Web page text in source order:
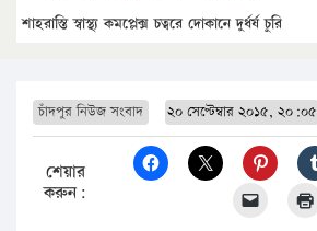
শাহরাস্তি স্বাস্থ্য কমপ্লেক্স চত্বরে দোকানে দুর্ধর্ষ চুরি
চাঁদপুর নিউজ সংবাদ ২০ সেপ্টেম্বার ২০১৫, ২০:০৫
শেয়ার
করুন: